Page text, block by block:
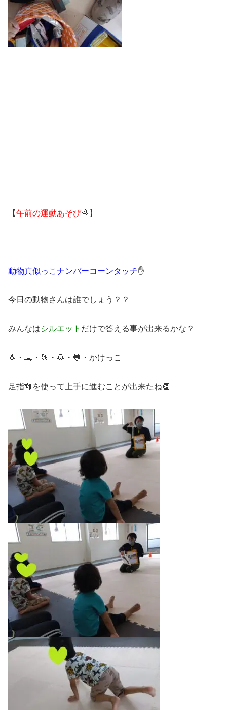
【午前の運動あそび🌈】
動物真似っこナンバーコーンタッチ✋
今日の動物さんは誰でしょう？？
みんなはシルエット だけで答える事が出来るかな？
🐧・🐊・🐰・🐶・🐸・かけっこ
足指👣を使って上手に進むことが出来たね👏